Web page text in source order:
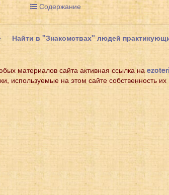
Содержание
Найти в "Знакомствах" людей
материалов сайта активная ссылка на
используемые на этом сайте собственность их